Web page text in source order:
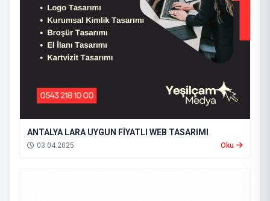
ANTALYA LARA UYGUN FİYATLI WEB TASARIMI
03.04.2025 Oku